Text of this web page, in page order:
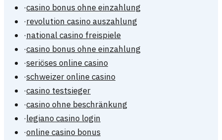
·casino bonus ohne einzahlung
·revolution casino auszahlung
·national casino freispiele
·casino bonus ohne einzahlung
·seriöses online casino
·schweizer online casino
·casino testsieger
·casino ohne beschränkung
·legiano casino login
·online casino bonus